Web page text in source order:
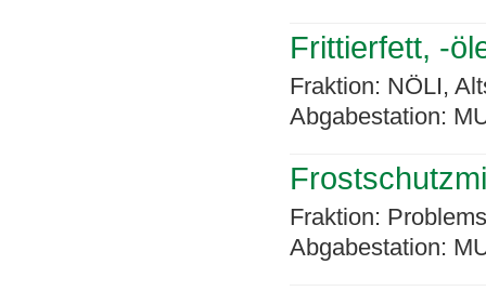
Frittierfett, -
Fraktion: NÖLI,
Abgabestation:
Fraktion:
Abgabestation: